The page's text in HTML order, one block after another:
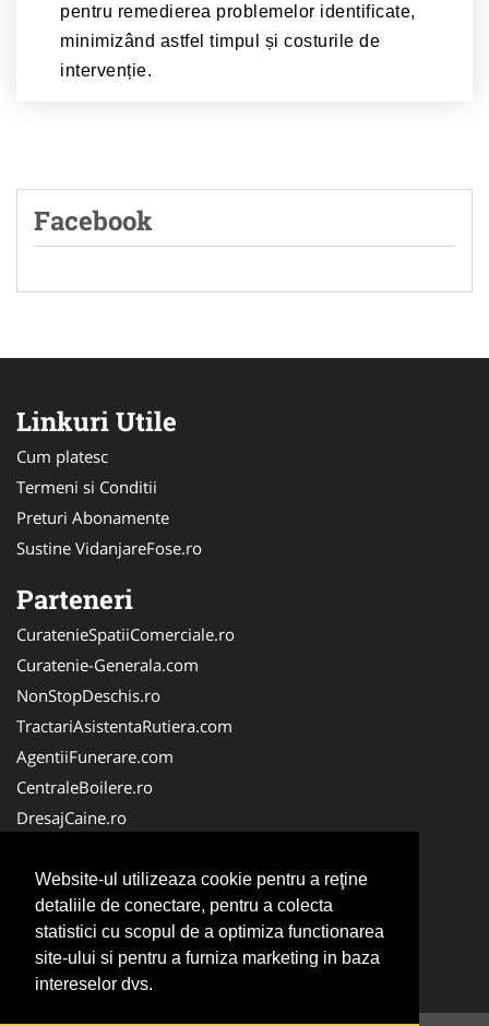
Website-ul utilizeaza cookie pentru a reţine
detaliile de conectare, pentru a colecta
statistici cu scopul de a optimiza functionarea
site-ului si pentru a furniza marketing in baza
intereselor dvs.
pentru remedierea problemelor identificate,
minimizând astfel timpul și costurile de
intervenție.
Facebook
Linkuri Utile
Cum platesc
Termeni si Conditii
Preturi Abonamente
Sustine VidanjareFose.ro
Parteneri
CuratenieSpatiiComerciale.ro
Curatenie-Generala.com
NonStopDeschis.ro
TractariAsistentaRutiera.com
AgentiiFunerare.com
CentraleBoilere.ro
DresajCaine.ro
Alpinist-Utilitar.com
Birouri-Cadastru.ro
FirmaTractariAuto.ro
Service-Reparatii.com